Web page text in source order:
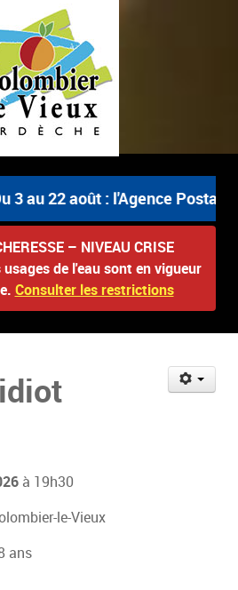
3 au 22 août : l'Agence
– NIVEAU CRISE
de l'eau sont en vigueur
Consulter les restrictions
à 19h30
le-Vieux
ans